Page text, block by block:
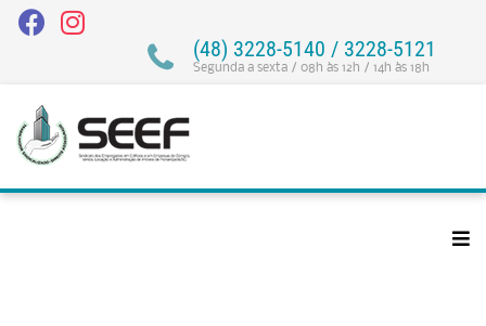
(48) 3228-5140 / 3228-5121
Segunda a sexta / 08h às 12h / 14h às 18h